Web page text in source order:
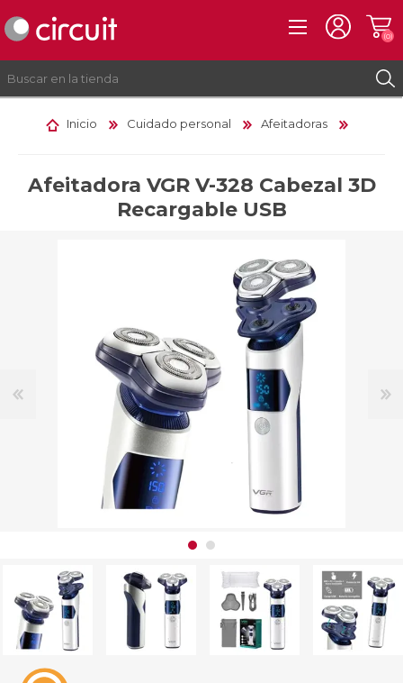
INICIAR SESIÓN
(0)
Inicio Cuidado personal Afeitadoras
Afeitadora VGR V-328 Cabezal 3D
Recargable USB